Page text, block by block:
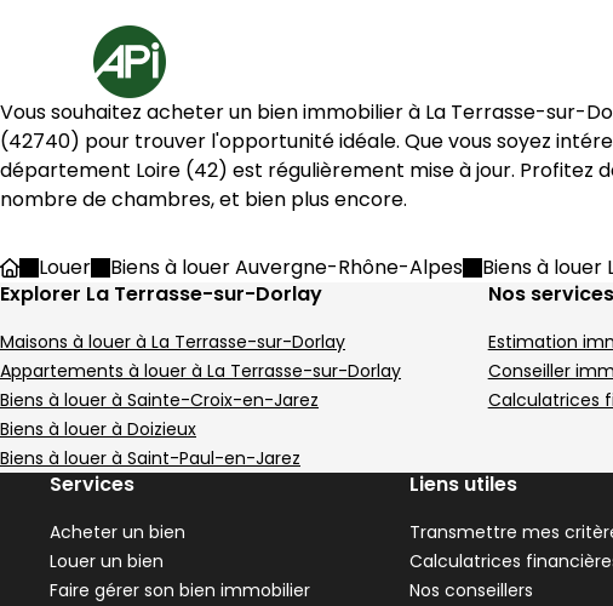
Accueil
Vous souhaitez acheter un bien immobilier à La Terrasse-sur-
(42740) pour trouver l'opportunité idéale. Que vous soyez
département Loire (42) est régulièrement mise à jour. Profitez
nombre de chambres, et bien plus encore.
AccueilLouer Biens à louer Auvergne-Rhône-Alpes Biens à louer
Explorer La Terrasse-sur-Dorlay
Maisons à louer à La Terrasse-sur-Dorlay
Appartements à louer à La Terrasse-sur-Dorlay
Biens à louer à Sainte-Croix-en-Jarez
Biens à louer à Doizieux
Biens à louer à Saint-Paul-en-Jarez
Nos
Estimation
Conseiller
Calculatrices
Services
Acheter un bien
Louer un bien
Faire gérer son bien immobilier
Liens utiles
Transmettre mes
Calculatrices
Nos conseillers